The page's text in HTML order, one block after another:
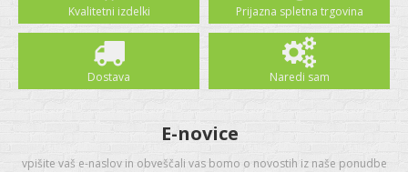
Kvalitetni izdelki Prijazna spletna trgovina
Dostava Naredi sam
E-novice
vpišite vaš e-naslov in obveščali vas bomo o novostih iz naše ponudbe